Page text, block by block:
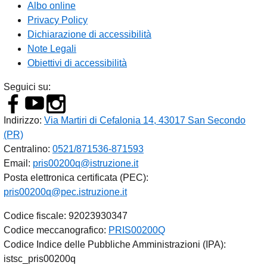
Albo online
Privacy Policy
Dichiarazione di accessibilità
Note Legali
Obiettivi di accessibilità
Seguici su:
Indirizzo: Via Martiri di Cefalonia 14, 43017 San Secondo
(PR)
Centralino: 0521/871536-871593
Email: pris00200q@istruzione.it
Posta elettronica certificata (PEC):
pris00200q@pec.istruzione.it
Codice fiscale: 92023930347
Codice meccanografico: PRIS00200Q
Codice Indice delle Pubbliche Amministrazioni (IPA):
istsc_pris00200q